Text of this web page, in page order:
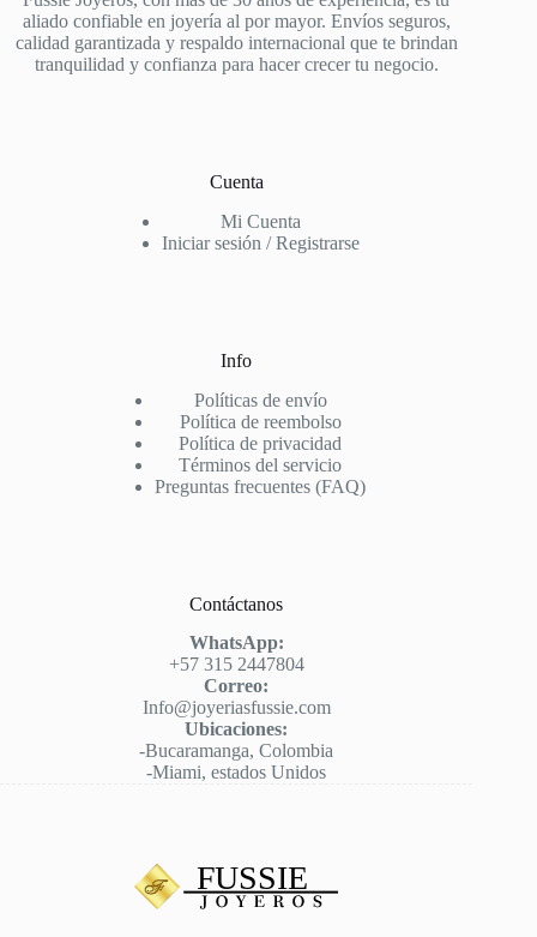
aliado confiable en joyería al por mayor. Envíos seguros,
calidad garantizada y respaldo internacional que te brindan
tranquilidad y confianza para hacer crecer tu negocio.
Cuenta
Mi Cuenta
Iniciar sesión / Registrarse
Info
Políticas de envío
Política de reembolso
Política de privacidad
Términos del servicio
Preguntas frecuentes (FAQ)
Contáctanos
WhatsApp:
+57 315 2447804
Correo:
Info@joyeriasfussie.com
Ubicaciones:
-Bucaramanga, Colombia
-Miami, estados Unidos